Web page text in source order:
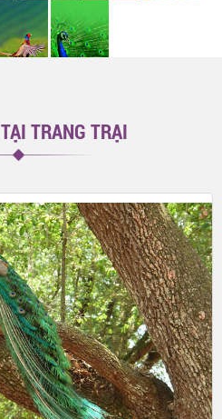
TẠI TRANG TRẠI